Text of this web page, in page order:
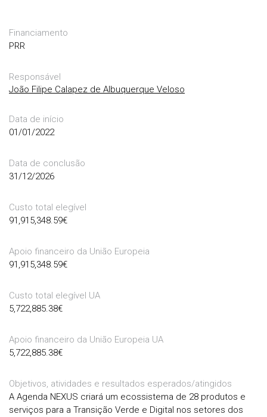
Financiamento
PRR
Responsável
João Filipe Calapez de Albuquerque Veloso
Data de início
01/01/2022
Data de conclusão
31/12/2026
Custo total elegível
91,915,348.59€
Apoio financeiro da União Europeia
91,915,348.59€
Custo total elegível UA
5,722,885.38€
Apoio financeiro da União Europeia UA
5,722,885.38€
Objetivos, atividades e resultados esperados/atingidos
A Agenda NEXUS criará um ecossistema de 28 produtos e
serviços para a Transição Verde e Digital nos setores dos